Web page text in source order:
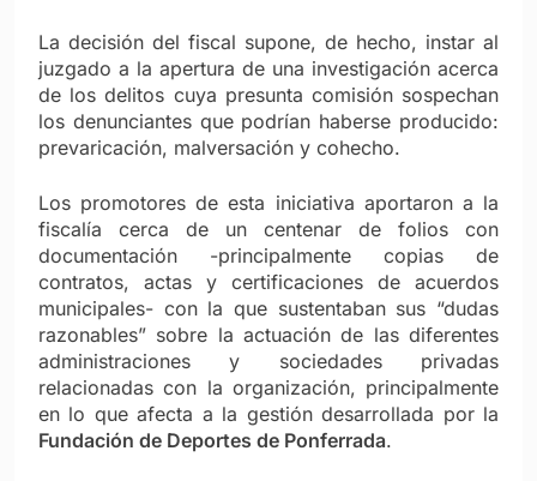
La decisión del fiscal supone, de hecho, instar al
juzgado a la apertura de una investigación acerca
de los delitos cuya presunta comisión sospechan
los denunciantes que podrían haberse producido:
prevaricación, malversación y cohecho.
Los promotores de esta iniciativa aportaron a la
fiscalía cerca de un centenar de folios con
documentación -principalmente copias de
contratos, actas y certificaciones de acuerdos
municipales- con la que sustentaban sus “dudas
razonables” sobre la actuación de las diferentes
administraciones y sociedades privadas
relacionadas con la organización, principalmente
en lo que afecta a la gestión desarrollada por la
Fundación de Deportes de Ponferrada.